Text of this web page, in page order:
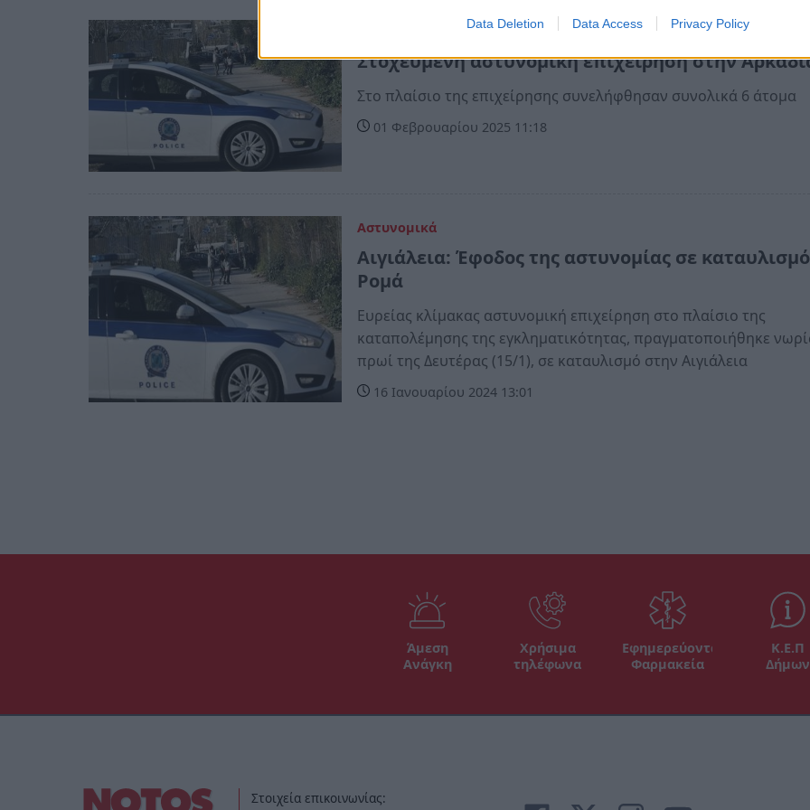
Data Deletion Data Access Privacy Policy
Στοχευμένη αστυνομική επιχείρηση στην
Στο πλαίσιο της επιχείρησης συνελήφθησαν συνολικά 6 άτομα
01 Φεβρουαρίου 2025 11:18
Αστυνομικά
Αιγιάλεια: Έφοδος της αστυνομίας σε καταυλισμό
Ρομά
Ευρείας κλίμακας αστυνομική επιχείρηση στο πλαίσιο της
καταπολέμησης της εγκληματικότητας, πραγματοποιήθηκε
πρωί της Δευτέρας (15/1), σε καταυλισμό στην Αιγιάλεια
16 Ιανουαρίου 2024 13:01
Άμεση
Ανάγκη
Χρήσιμα
τηλέφωνα
Εφημερεύοντα
Φαρμακεία
Κ.Ε.Π
Δήμων
Στοιχεία επικοινωνίας: